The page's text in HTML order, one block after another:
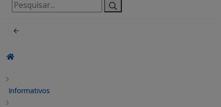
Pesquisar
por:
Informativos